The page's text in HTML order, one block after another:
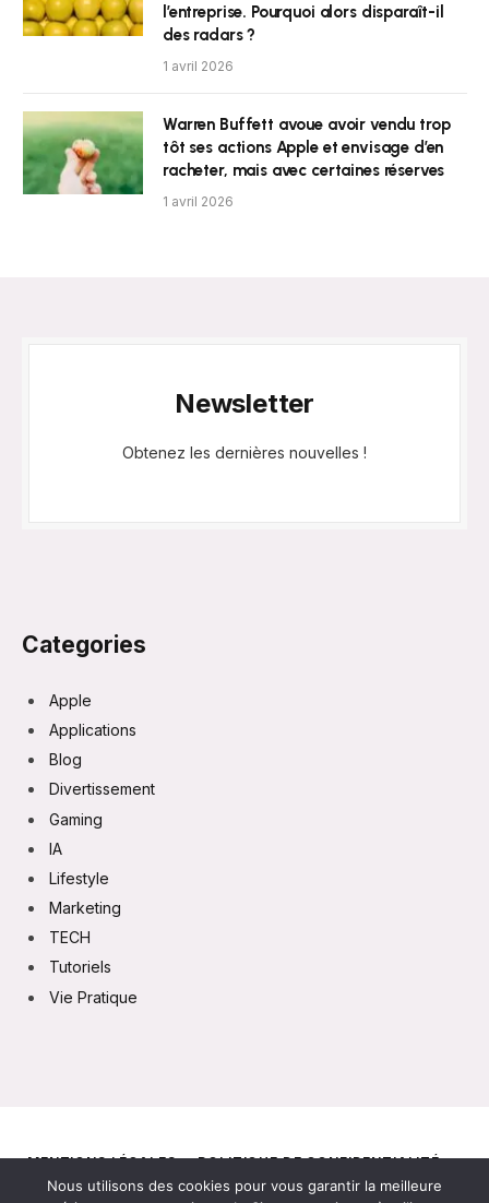
l’entreprise. Pourquoi alors disparaît-il
des radars ?
1 avril 2026
Warren Buffett avoue avoir vendu trop
tôt ses actions Apple et envisage d’en
racheter, mais avec certaines réserves
1 avril 2026
Newsletter
Obtenez les dernières nouvelles !
Categories
Apple
Applications
Blog
Divertissement
Gaming
IA
Lifestyle
Marketing
TECH
Tutoriels
Vie Pratique
MENTIONS LÉGALES
POLITIQUE DE CONFIDENTIALITÉ
CONTACT
Nous utilisons des cookies pour vous garantir la meilleure